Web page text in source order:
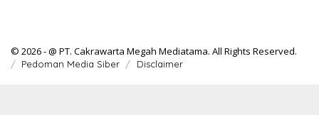
© 2026 - @ PT. Cakrawarta Megah Mediatama. All Rights Reserved.
Pedoman Media Siber Disclaimer